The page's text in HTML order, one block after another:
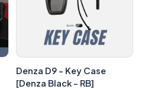
Denza D9 - Key Case
[Denza Black - RB]